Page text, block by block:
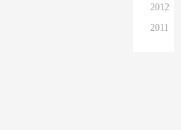
2012
2011